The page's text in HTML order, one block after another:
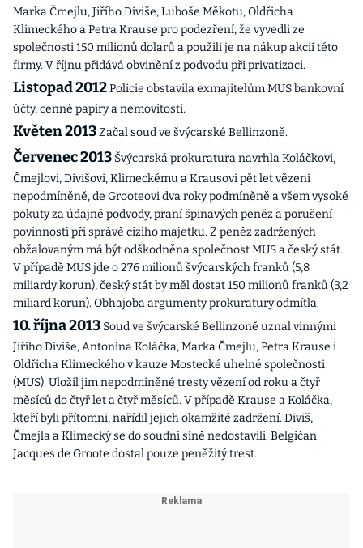
Marka Čmejlu, Jiřího Diviše, Luboše Měkotu, Oldřicha
Klimeckého a Petra Krause pro podezření, že vyvedli ze
společnosti 150 milionů dolarů a použili je na nákup akcií této
firmy. V říjnu přidává obvinění z podvodu při privatizaci.
Listopad 2012Policie obstavila exmajitelům MUS bankovní
účty, cenné papíry a nemovitosti.
Květen 2013Začal soud ve švýcarské Bellinzoně.
Červenec 2013 Švýcarská prokuratura navrhla Koláčkovi,
Čmejlovi, Divišovi, Klimeckému a Krausovi pět let vězení
nepodmíněně, de Grooteovi dva roky podmíněně a všem vysoké
pokuty za údajné podvody, praní špinavých peněz a porušení
povinností při správě cizího majetku. Z peněz zadržených
obžalovaným má být odškodněna společnost MUS a český stát.
V případě MUS jde o 276 milionů švýcarských franků (5,8
miliardy korun), český stát by měl dostat 150 milionů franků (3,2
miliard korun). Obhajoba argumenty prokuratury odmítla.
10. října 2013 Soud ve švýcarské Bellinzoně uznal vinnými
Jiřího Diviše, Antonína Koláčka, Marka Čmejlu, Petra Krause i
Oldřicha Klimeckého v kauze Mostecké uhelné společnosti
(MUS). Uložil jim nepodmíněné tresty vězení od roku a čtyř
měsíců do čtyř let a čtyř měsíců. V případě Krause a Koláčka,
kteří byli přítomni, nařídil jejich okamžité zadržení. Diviš,
Čmejla a Klimecký se do soudní síně nedostavili. Belgičan
Jacques de Groote dostal pouze peněžitý trest.